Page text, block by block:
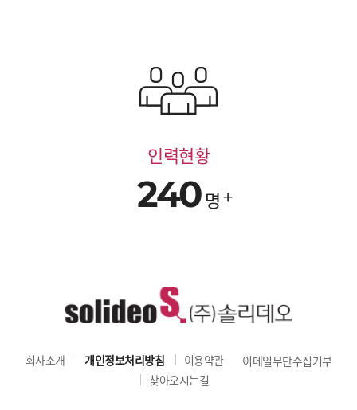
인력현황
240명
회사소개 개인정보처리방침 이용약관
이메일무단수집거부
찾아오시는길